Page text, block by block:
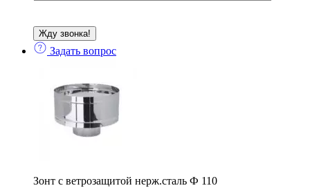
Задать вопрос
Зонт с ветрозащитой нерж.сталь Ф 110